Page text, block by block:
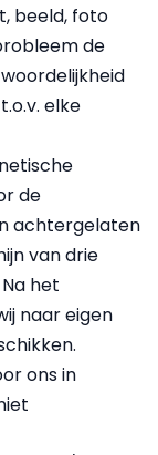
beeld, foto
de
elke
de
achtergelaten
van drie
het
naar eigen
ons in